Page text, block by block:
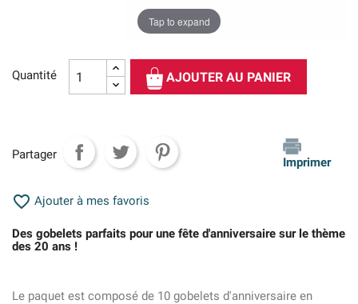
Tap to expand
Quantité AJOUTER AU PANIER
Partager
Imprimer
 Ajouter à mes favoris
Des gobelets parfaits pour une fête d'anniversaire sur le thème
des 20 ans !
Le paquet est composé de 10 gobelets d'anniversaire en